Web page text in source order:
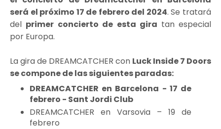
será el próximo 17 de febrero del 2024. Se tratará
del primer concierto de esta gira tan especial
por Europa.
La gira de DREAMCATCHER con Luck Inside 7 Doors
se compone de las siguientes paradas:
DREAMCATCHER en Barcelona - 17 de
febrero - Sant Jordi Club
DREAMCATCHER en Varsovia – 19 de
febrero